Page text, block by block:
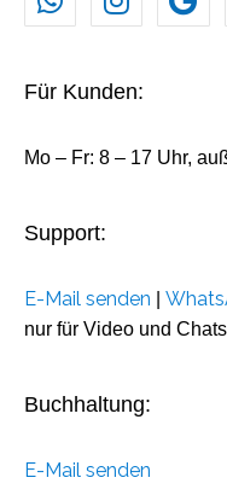
Für Kunden:
Mo – Fr: 8 – 17 Uhr,
Support:
E-Mail senden
nur für Video und
Buchhaltung:
E-Mail senden